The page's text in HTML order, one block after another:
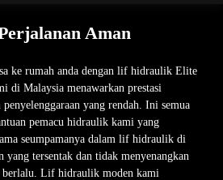
Aman
ke rumah anda dengan lif hidraulik Elite
di Malaysia menawarkan prestasi
yang rendah. Ini semua
pemacu hidraulik kami yang
seumpamanya dalam lif hidraulik di
yang tersentak dan tidak menyenangkan
berlalu. Lif hidraulik moden kami